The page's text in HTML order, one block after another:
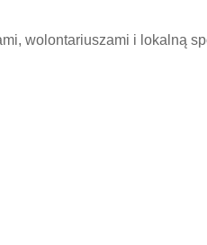
wolontariuszami i lokalną